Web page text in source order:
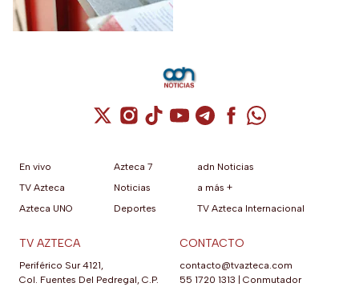
Cuenta de X / Twitter (se abre en una
Cuenta de Instagram (se abre en una
Cuenta de TikTok (se abre en
Cuenta de YouTube (se abre
Cuenta de Telegram (se
Cuenta de
Cuenta de
En vivo
TV Azteca
Azteca UNO
Azteca 7
Noticias
Deportes
adn Noticias
a más +
TV Azteca Internacional
TV AZTECA
Periférico Sur 4121,
Col. Fuentes Del Pedregal, C.P.
CONTACTO
contacto@tvazteca.com
55 1720 1313
Conmutador